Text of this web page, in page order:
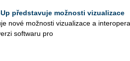
představuje možnosti vizualizace
nové mož­nos­ti vi­zu­a­li­za­ce a
soft­wa­ru pro